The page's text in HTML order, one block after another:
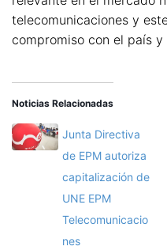
telecomunicaciones y
compromiso con el país
Noticias Relacionadas
Junta Directiva
de EPM autoriza
capitalización de
UNE EPM
Telecomunicacio
nes